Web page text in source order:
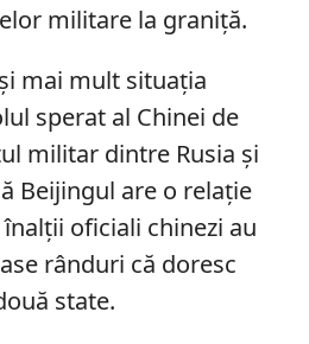
militare la graniță.
mai mult situația
sperat al Chinei de
militar dintre Rusia și
Beijingul are o relație
oficiali chinezi au
rânduri că doresc
state.